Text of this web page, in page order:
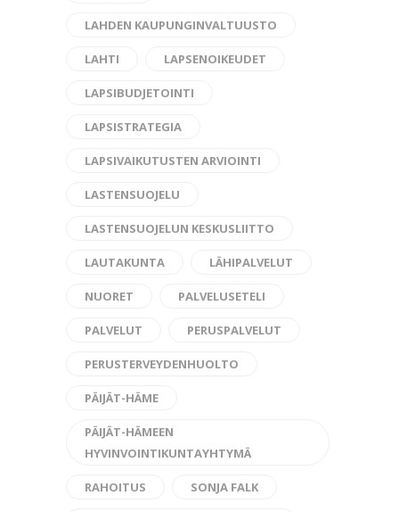
LAHDEN KAUPUNGINVALTUUSTO
LAHTI LAPSENOIKEUDET
LAPSIBUDJETOINTI
LAPSISTRATEGIA
LAPSIVAIKUTUSTEN ARVIOINTI
LASTENSUOJELU
LASTENSUOJELUN KESKUSLIITTO
LAUTAKUNTA LÄHIPALVELUT
NUORET PALVELUSETELI
PALVELUT PERUSPALVELUT
PERUSTERVEYDENHUOLTO
PÄIJÄT-HÄME
PÄIJÄT-HÄMEEN
HYVINVOINTIKUNTAYHTYMÄ
RAHOITUS SONJA FALK